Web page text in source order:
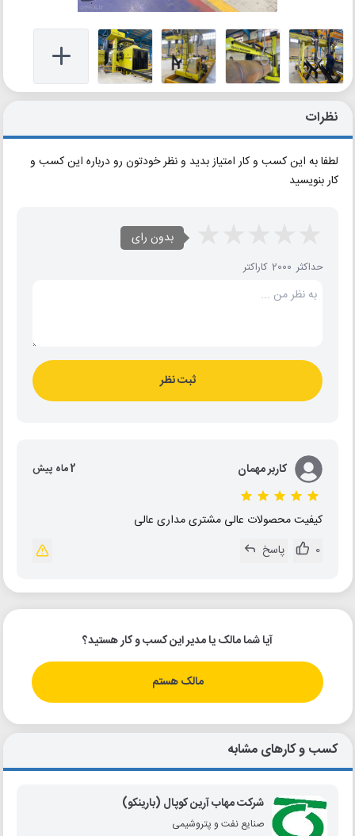
نظرات
لطفا به این کسب و کار امتیاز بدید و نظر خودتون رو درباره این کسب و
کار بنویسید
بدون رای
حداکثر 2000 کاراکتر
ثبت نظر
کاربر مهمان 2 ماه پیش
کیفیت محصولات عالی مشتری مداری عالی
0
پاسخ
آیا شما مالک یا مدیر این کسب و کار هستید؟
مالک هستم
کسب و کارهای مشابه
شرکت مهاب آرین کوپال (بارینکو)
صنایع نفت و پتروشیمی